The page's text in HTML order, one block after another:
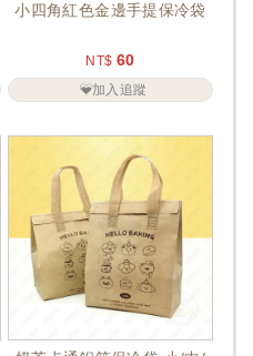
小四角紅色金邊手提保冷袋
NT$ 60
加入追蹤